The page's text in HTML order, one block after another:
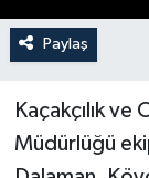
Paylaş
Kaçakçılık
Müdürlüğü